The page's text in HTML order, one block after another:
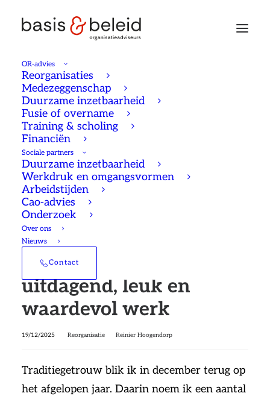
OR-advies
Reorganisaties
Medezeggenschap
Duurzame inzetbaarheid
Fusie of overname
Training & scholing
Financiën
Sociale partners
Duurzame inzetbaarheid
Werkdruk en omgangsvormen
Arbeidstijden
Cao-advies
Onderzoek
Over ons
Nieuws
Contact
Jaaroverzicht 2025:
uitdagend, leuk en
waardevol werk
19/12/2025 Reorganisatie Reinier Hoogendorp
Traditiegetrouw blik ik in december terug op
het afgelopen jaar. Daarin noem ik een aantal